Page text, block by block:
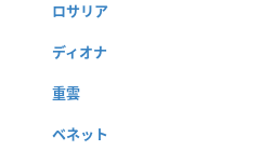
ロサリア
ディオナ
重雲
ベネット